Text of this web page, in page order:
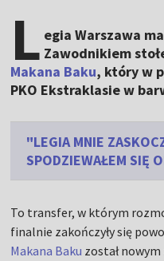
L egia Warszawa
Zawodnikiem
Makana Baku, który w
PKO Ekstraklasie w
"LEGIA MNIE
SPODZIEWAŁEM SIĘ
To transfer, w którym
finalnie zakończyły się
Makana Baku został